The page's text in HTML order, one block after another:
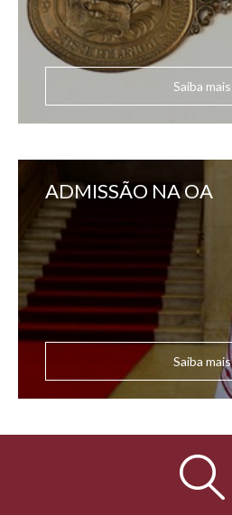
Saiba mais
ADMISSÃO NA OA
Saiba mais